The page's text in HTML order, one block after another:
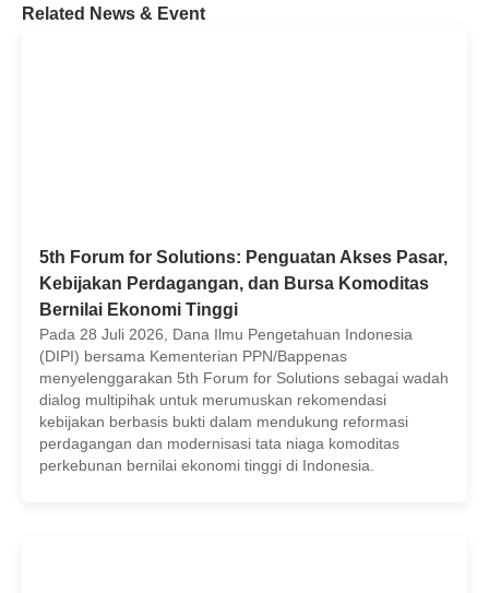
Related News & Event
5th Forum for Solutions: Penguatan Akses Pasar,
Kebijakan Perdagangan, dan Bursa Komoditas
Bernilai Ekonomi Tinggi
Pada 28 Juli 2026, Dana Ilmu Pengetahuan Indonesia
(DIPI) bersama Kementerian PPN/Bappenas
menyelenggarakan 5th Forum for Solutions sebagai wadah
dialog multipihak untuk merumuskan rekomendasi
kebijakan berbasis bukti dalam mendukung reformasi
perdagangan dan modernisasi tata niaga komoditas
perkebunan bernilai ekonomi tinggi di Indonesia.